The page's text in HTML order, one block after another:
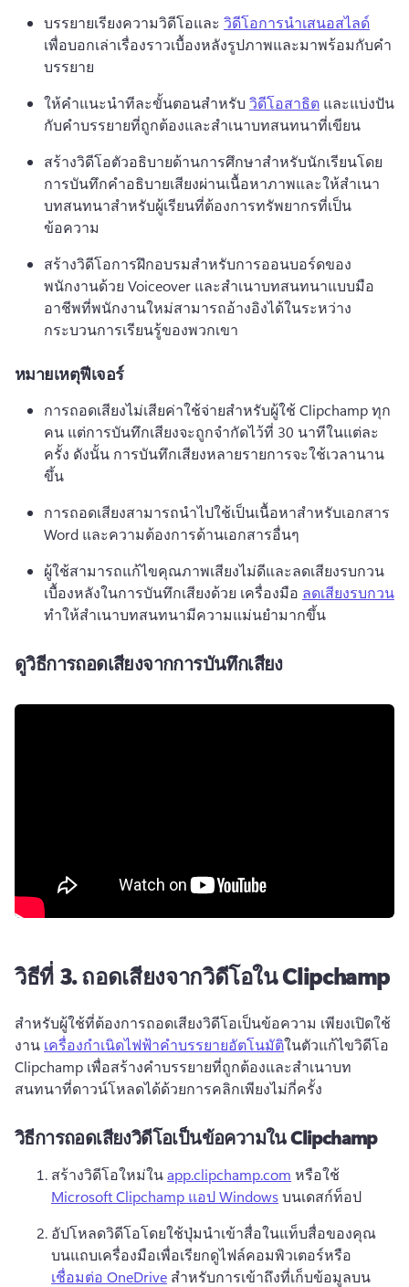
บรรยายเรียงความวิดีโอและ วิดีโอการนําเสนอสไลด์
เพื่อบอกเล่าเรื่องราวเบื้องหลังรูปภาพและมาพร้อมกับคํา
บรรยาย
ให้คําแนะนําทีละขั้นตอนสําหรับ วิดีโอสาธิต และแบ่งปัน
กับคําบรรยายที่ถูกต้องและสําเนาบทสนทนาที่เขียน
สร้างวิดีโอตัวอธิบายด้านการศึกษาสําหรับนักเรียนโดย
การบันทึกคําอธิบายเสียงผ่านเนื้อหาภาพและให้สําเนา
บทสนทนาสําหรับผู้เรียนที่ต้องการทรัพยากรที่เป็น
ข้อความ
สร้างวิดีโอการฝึกอบรมสําหรับการออนบอร์ดของ
พนักงานด้วย Voiceover และสําเนาบทสนทนาแบบมือ
อาชีพที่พนักงานใหม่สามารถอ้างอิงได้ในระหว่าง
กระบวนการเรียนรู้ของพวกเขา
หมายเหตุฟีเจอร์
การถอดเสียงไม่เสียค่าใช้จ่ายสําหรับผู้ใช้ Clipchamp ทุก
คน แต่การบันทึกเสียงจะถูกจํากัดไว้ที่ 30 นาทีในแต่ละ
ครั้ง ดังนั้น การบันทึกเสียงหลายรายการจะใช้เวลานาน
ขึ้น
การถอดเสียงสามารถนำไปใช้เป็นเนื้อหาสำหรับเอกสาร
Word และความต้องการด้านเอกสารอื่นๆ
ผู้ใช้สามารถแก้ไขคุณภาพเสียงไม่ดีและลดเสียงรบกวน
เบื้องหลังในการบันทึกเสียงด้วย เครื่องมือ ลดเสียงรบกวน
ทําให้สําเนาบทสนทนามีความแม่นยํามากขึ้น
ดูวิธีการถอดเสียงจากการบันทึกเสียง
วิธีที่ 3.ถอดเสียงจากวิดีโอใน Clipchamp
สําหรับผู้ใช้ที่ต้องการถอดเสียงวิดีโอเป็นข้อความ เพียงเปิดใช้
งาน เครื่องกําเนิดไฟฟ้าคําบรรยายอัตโนมัติในตัวแก้ไขวิดีโอ
Clipchamp เพื่อสร้างคําบรรยายที่ถูกต้องและสําเนาบท
สนทนาที่ดาวน์โหลดได้ด้วยการคลิกเพียงไม่กี่ครั้ง
วิธีการถอดเสียงวิดีโอเป็นข้อความใน Clipchamp
สร้างวิดีโอใหม่ใน app.clipchamp.com หรือใช้
Microsoft Clipchamp แอป Windows บนเดสก์ท็อป
อัปโหลดวิดีโอโดยใช้ปุ่มนําเข้าสื่อในแท็บสื่อของคุณ
บนแถบเครื่องมือเพื่อเรียกดูไฟล์คอมพิวเตอร์หรือ
เชื่อมต่อ OneDrive สําหรับการเข้าถึงที่เก็บข้อมูลบน